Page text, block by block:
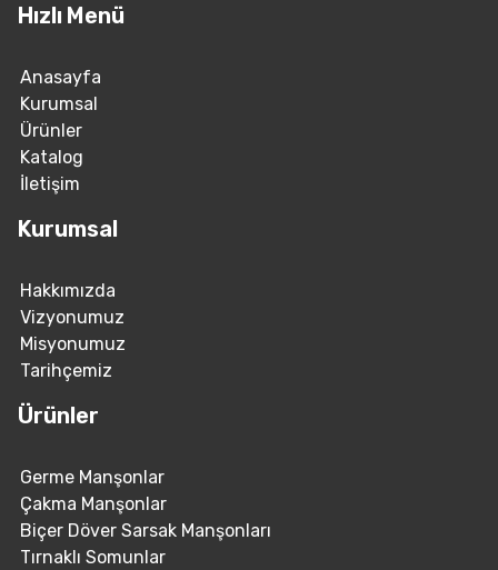
Hızlı Menü
Anasayfa
Kurumsal
Ürünler
Katalog
İletişim
Kurumsal
Hakkımızda
Vizyonumuz
Misyonumuz
Tarihçemiz
Ürünler
Germe Manşonlar
Çakma Manşonlar
Biçer Döver Sarsak Manşonları
Tırnaklı Somunlar